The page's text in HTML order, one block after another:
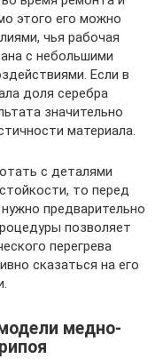
этого его можно
чья рабочая
с небольшими
Если в
доля серебра
значительно
материала.
с деталями
то перед
предварительно
позволяет
перегрева
сказаться на его
медно-